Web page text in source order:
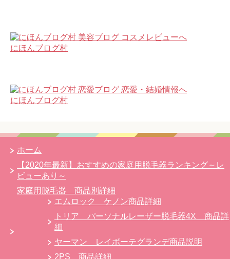
にほんブログ村
にほんブログ村
ホーム
【2020年最新】おすすめの家庭用脱毛器ランキング～レ
ビューあり～
家庭用脱毛器 商品別詳細
エムロック ケノン商品詳細
トリア パーソナルレーザー脱毛器4X 商品詳
細
ヤーマン レイボーテグランデ商品説明
2PS 商品詳細